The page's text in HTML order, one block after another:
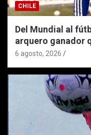
CHILE
Del Mundial al
arquero ganador
6 agosto, 2026